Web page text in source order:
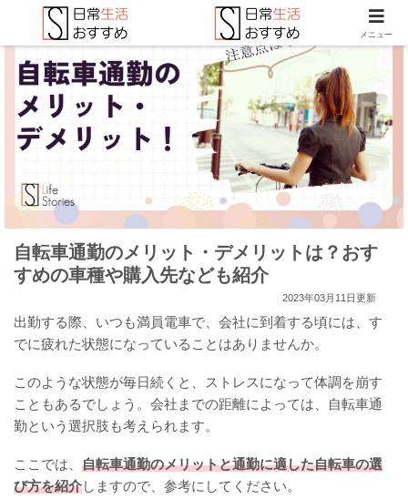
自転車通勤のメリット・デメリットは？おす
すめの車種や購入先なども紹介
2023年03月11日更新
出勤する際、いつも満員電車で、会社に到着する頃には、す
でに疲れた状態になっていることはありませんか。
このような状態が毎日続くと、ストレスになって体調を崩す
こともあるでしょう。会社までの距離によっては、自転車通
勤という選択肢も考えられます。
ここでは、 自転車通勤のメリットと通勤に適した自転車の選
び方を紹介しますので、参考にしてください。
メニュー